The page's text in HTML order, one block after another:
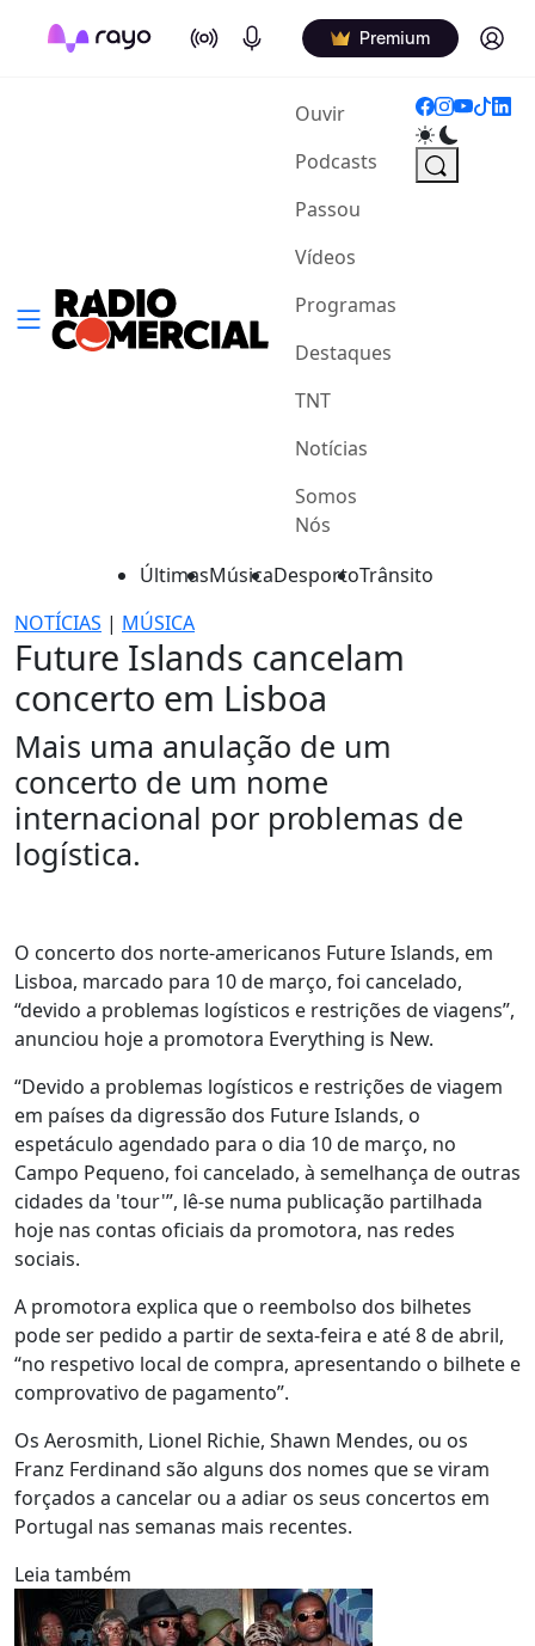
On Air Podcasts Premium Log in
Ouvir(current)
Podcasts
Passou
Vídeos
Programas
Destaques
TNT
Notícias
Somos
Nós
ÚltimasMúsicaDesportoTrânsito
NOTÍCIAS | MÚSICA
Future Islands cancelam
concerto em Lisboa
Mais uma anulação de um
concerto de um nome
internacional por problemas de
logística.
O concerto dos norte-americanos Future Islands, em
Lisboa, marcado para 10 de março, foi cancelado,
“devido a problemas logísticos e restrições de viagens”,
anunciou hoje a promotora Everything is New.
“Devido a problemas logísticos e restrições de viagem
em países da digressão dos Future Islands, o
espetáculo agendado para o dia 10 de março, no
Campo Pequeno, foi cancelado, à semelhança de outras
cidades da 'tour'”, lê-se numa publicação partilhada
hoje nas contas oficiais da promotora, nas redes
sociais.
A promotora explica que o reembolso dos bilhetes
pode ser pedido a partir de sexta-feira e até 8 de abril,
“no respetivo local de compra, apresentando o bilhete e
comprovativo de pagamento”.
Os Aerosmith, Lionel Richie, Shawn Mendes, ou os
Franz Ferdinand são alguns dos nomes que se viram
forçados a cancelar ou a adiar os seus concertos em
Portugal nas semanas mais recentes.
Leia também